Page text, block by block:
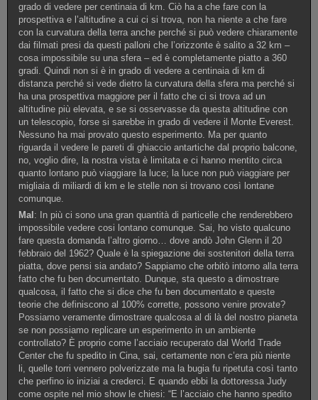
grado di vedere per centinaia di km. Ciò ha a che fare con la
prospettiva e l’altitudine a cui ci si trova, non ha niente a che fare
con la curvatura della terra anche perché si può vedere chiaramente
dai filmati presi da questi palloni che l’orizzonte è salito a 32 km –
cosa impossibile su una sfera – ed è completamente piatto a 360
gradi. Quindi non si è in grado di vedere a centinaia di km di
distanza perché si vede dietro la curvatura della sfera ma perché si
ha una prospettiva maggiore per il fatto che ci si trova ad un
altitudine più elevata, e se si osservasse da questa altitudine con
un telescopio, forse si sarebbe in grado di vedere il Monte Everest.
Nessuno ha mai provato questo esperimento. Ma per quanto
riguarda il vedere le pareti di ghiaccio antartiche dal proprio balcone,
no, voglio dire, la nostra vista è limitata e ci hanno mentito circa
quanto lontano può viaggiare la luce; la luce non può viaggiare per
migliaia di miliardi di km e le stelle non si trovano così lontane
comunque.
Mal: In più ci sono una gran quantità di particelle che renderebbero
impossibile vedere cosi lontano comunque. Sai, ho visto qualcuno
fare questa domanda l’altro giorno… dove andò John Glenn il 20
febbraio del 1962? Quale è la spiegazione dei sostenitori della terra
piatta, dove pensi sia andato? Sappiamo che orbitò intorno alla terra
fatto che fu ben documentato. Dunque, sta questo a dimostrare
qualcosa, il fatto che si dice che fu ben documentato e queste
teorie che definiscono al 100% corrette, possono venire provate?
Possiamo veramente dimostrare qualcosa al di là del nostro pianeta
se non possiamo replicare un esperimento in un ambiente
controllato? È proprio come l’acciaio recuperato dal World Trade
Center che fu spedito in Cina, sai, certamente non c’era più niente
li, quelle torri vennero polverizzate ma la bugia fu ripetuta così tanto
che perfino io iniziai a crederci. E quando ebbi la dottoressa Judy
come ospite nel mio show le chiesi: “E l’acciaio che hanno spedito